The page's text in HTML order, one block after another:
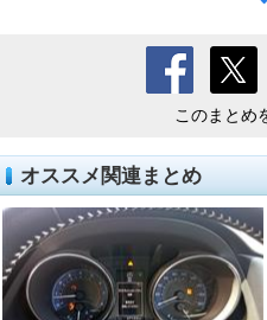
このまとめ
オススメ関連まとめ